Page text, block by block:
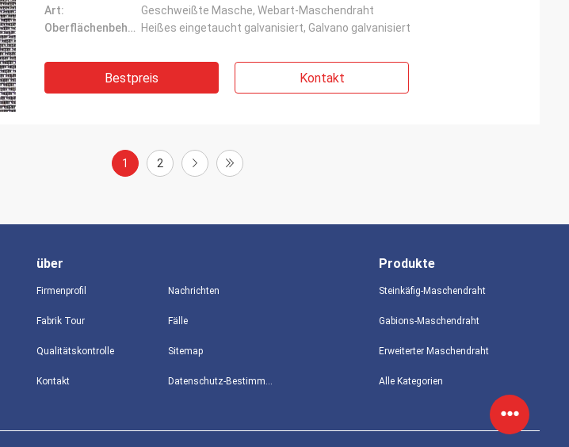
Art:
Geschweißte Masche, Webart-Maschendraht
Oberflächenbehandlung:
Heißes eingetaucht galvanisiert, Galvano galvanisiert
Bestpreis Kontakt
1 2
über
Firmenprofil
Fabrik Tour
Qualitätskontrolle
Kontakt
Nachrichten
Fälle
Sitemap
Datenschutz-Bestimmungen
Produkte
Steinkäfig-Maschendraht
Gabions-Maschendraht
Erweiterter Maschendraht
Alle Kategorien